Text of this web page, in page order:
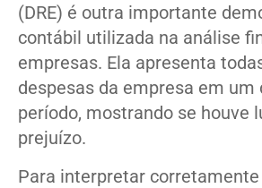
(DRE) é outra importante
contábil utilizada na análise
empresas. Ela apresenta
despesas da empresa em
período, mostrando se houve
prejuízo.
Para interpretar corretamente